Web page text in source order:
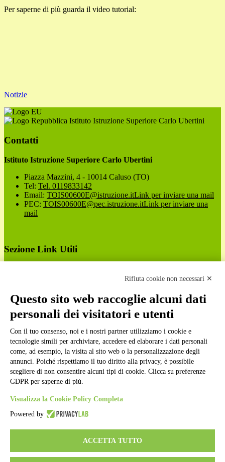
Per saperne di più guarda il video tutorial:
Notizie
Istituto Istruzione Superiore Carlo Ubertini
Contatti
Istituto Istruzione Superiore Carlo Ubertini
Piazza Mazzini, 4 - 10014 Caluso (TO)
Tel: Tel. 0119833142
Email: TOIS00600E@istruzione.itLink per inviare una mail
PEC: TOIS00600E@pec.istruzione.itLink per inviare una
mail
Sezione Link Utili
Ufficio Relazioni con il Pubblico
Dichiarazione di accessibilità
Obiettivi di accessibilità
Gestione consensi cookie
Amministrazione trasparente
Pagina visualizzata
2129 volte
Sezione Copyright
Copyright 2026 | Engineered and powered by Gruppo Spaggiari
Parma S.p.A. | Divisione Publishing & New Social Media
Rifiuta cookie non necessari ✕
Questo sito web raccoglie alcuni dati
personali dei visitatori e utenti
Con il tuo consenso, noi e i nostri partner utilizziamo i cookie e
tecnologie simili per archiviare, accedere ed elaborare i dati personali
come, ad esempio, la visita al sito web o la personalizzazione degli
annunci. Poiché rispettiamo il tuo diritto alla privacy, è possibile
scegliere di non consentire alcuni tipi di cookie. Clicca su preferenze
GDPR per saperne di più.
Visualizza la Cookie Policy Completa
Powered by
ACCETTA TUTTO